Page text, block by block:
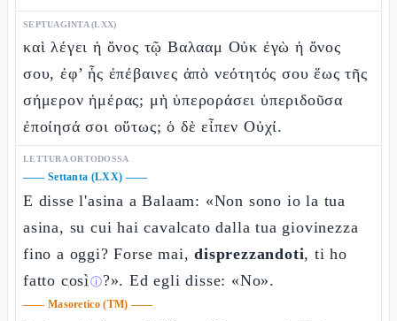
SEPTUAGINTA (LXX)
καὶ λέγει ἡ ὄνος τῷ Βαλααμ Οὐκ ἐγὼ ἡ ὄνος
σου, ἐφ’ ἧς ἐπέβαινες ἀπὸ νεότητός σου ἕως τῆς
σήμερον ἡμέρας; μὴ ὑπεροράσει ὑπεριδοῦσα
ἐποίησά σοι οὕτως; ὁ δὲ εἶπεν Οὐχί.
LETTURA ORTODOSSA
—— Settanta (LXX) ——
E disse l'asina a Balaam: «Non sono io la tua
asina, su cui hai cavalcato dalla tua giovinezza
fino a oggi? Forse mai,disprezzandoti, ti ho
fatto cosìⓘ?». Ed egli disse: «No».
—— Masoretico (TM) ——